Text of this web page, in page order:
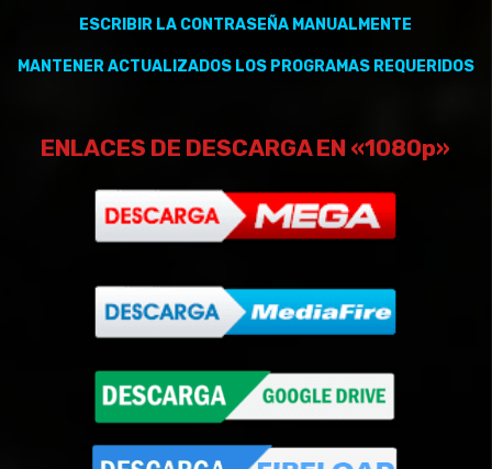
ESCRIBIR LA CONTRASEÑA MANUALMENTE
MANTENERACTUALIZADOSLOS PROGRAMAS REQUERIDOS
ENLACES DE DESCARGA EN «1080p»